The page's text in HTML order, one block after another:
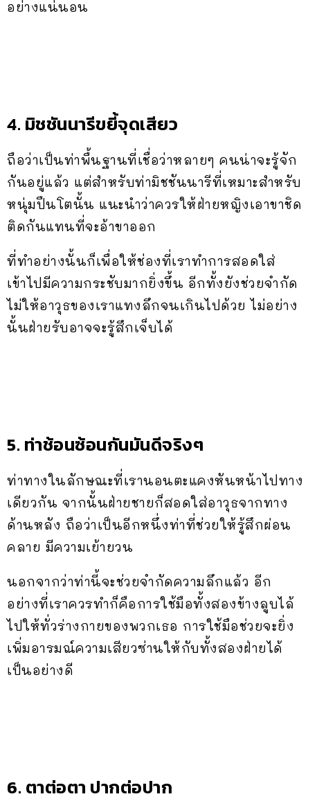
อย่างแน่นอน
4. มิชชันนารีขยี้จุดเสียว
ถือว่าเป็นท่าพื้นฐานที่เชื่อว่าหลายๆ คนน่าจะรู้จัก
กันอยู่แล้ว แต่สำหรับท่ามิชชันนารีที่เหมาะสำหรับ
หนุ่มปืนโตนั้น แนะนำว่าควรให้ฝ่ายหญิงเอาขาชิด
ติดกันแทนที่จะอ้าขาออก
ที่ทำอย่างนั้นก็เพื่อให้ช่องที่เราทำการสอดใส่
เข้าไปมีความกระชับมากยิ่งขึ้น อีกทั้งยังช่วยจำกัด
ไม่ให้อาวุธของเราแทงลึกจนเกินไปด้วย ไม่อย่าง
นั้นฝ่ายรับอาจจะรู้สึกเจ็บได้
5. ท่าช้อนซ้อนกันมันดีจริงๆ
ท่าทางในลักษณะที่เรานอนตะแคงหันหน้าไปทาง
เดียวกัน จากนั้นฝ่ายชายก็สอดใส่อาวุธจากทาง
ด้านหลัง ถือว่าเป็นอีกหนึ่งท่าที่ช่วยให้รู้สึกผ่อน
คลาย มีความเย้ายวน
นอกจากว่าท่านี้จะช่วยจำกัดความลึกแล้ว อีก
อย่างที่เราควรทำก็คือการใช้มือทั้งสองข้างลูบไล้
ไปให้ทั่วร่างกายของพวกเธอ การใช้มือช่วยจะยิ่ง
เพิ่มอารมณ์ความเสียวซ่านให้กับทั้งสองฝ่ายได้
เป็นอย่างดี
6. ตาต่อตา ปากต่อปาก